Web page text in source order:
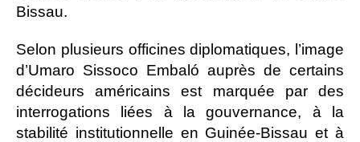
Bissau.
Selon plusieurs officines diplomatiques, l’image
d’Umaro Sissoco Embaló auprès de certains
décideurs américains est marquée par des
interrogations liées à la gouvernance, à la
stabilité institutionnelle en Guinée-Bissau et à